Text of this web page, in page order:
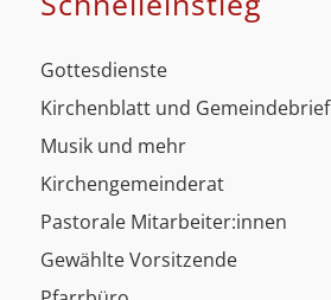
Gottesdienste
Kirchenblatt und Gemeindebrief
Musik und mehr
Kirchengemeinderat
Pastorale Mitarbeiter:innen
Gewählte Vorsitzende